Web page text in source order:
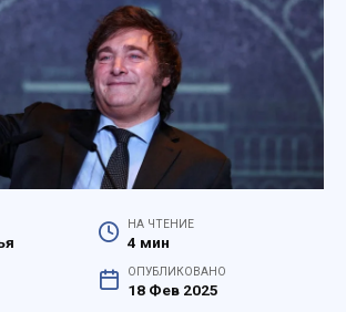
НА ЧТЕНИЕ
4 мин
ОПУБЛИКОВАНО
18 Фев 2025